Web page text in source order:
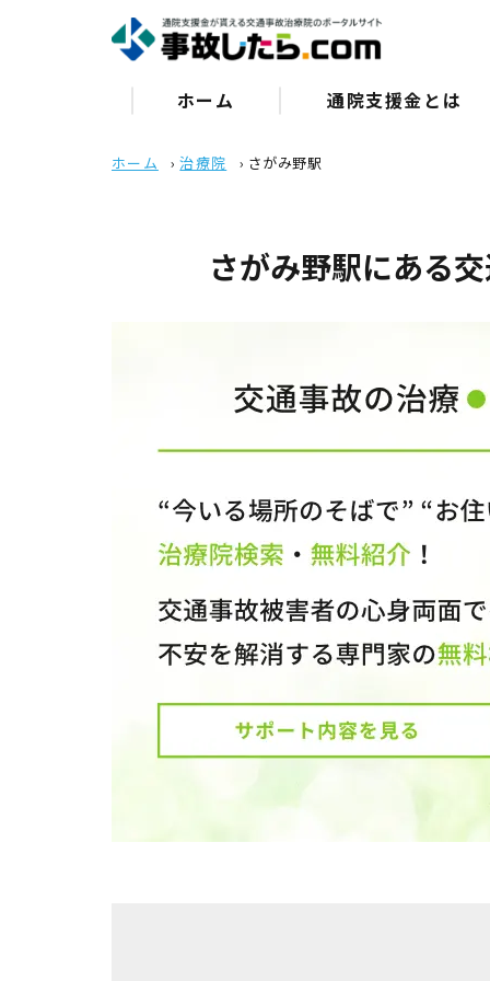
ホーム 通院⽀援⾦とは
ホーム ›治療院 › さがみ野駅
さがみ野駅にある